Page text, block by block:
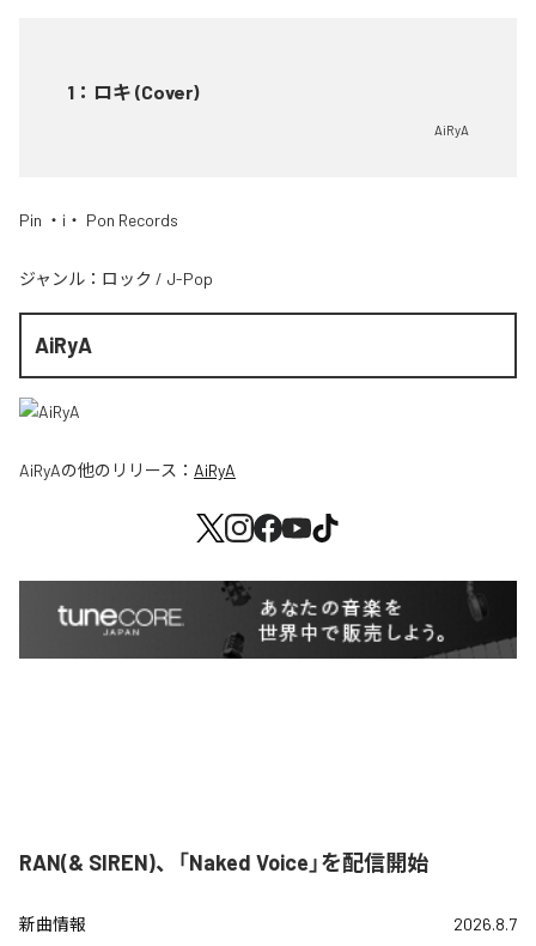
1 ： ロキ (Cover)
AiRyA
Pin ・i・ Pon Records
ジャンル： ロック / J-Pop
AiRyA
AiRyAの他のリリース： AiRyA
RAN(& SIREN)、「Naked Voice」を配信開始
新曲情報 2026.8.7